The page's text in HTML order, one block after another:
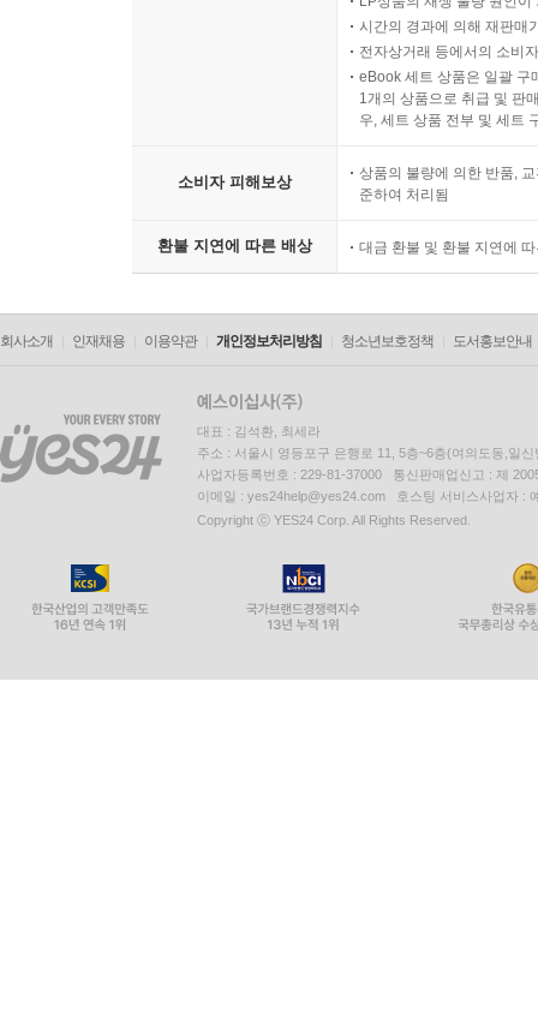
시간의 경과에 의해 재판매
전자상거래 등에서의 소비
eBook 세트 상품은 일괄 구
1개의 상품으로 취급 및 판
우, 세트 상품 전부 및 세트
소비자 피해보상
상품의 불량에 의한 반품,
준하여 처리됨
환불 지연에 따른 배상 대금 환불 및 환불 지연에
회사소개 인재채용 이용약관 개인정보처리방침 청소년보호정책 도서홍보안내
대표 : 김석환, 최세라
주소 : 서울시 영등포구 은행로 11, 5층~6층(여의도동,일신
사업자등록번호 : 229-81-37000 통신판매업신고 : 제
이메일 : yes24help@yes24.com 호스팅 서비스사업자 :
Copyright ⓒ YES24 Corp. All Rights Reserved.